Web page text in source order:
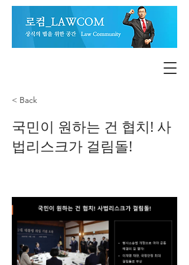
< Back
국민이 원하는 건 협치! 사
법리스크가 걸림돌!